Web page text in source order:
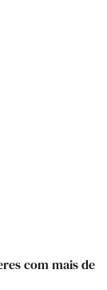
com mais de